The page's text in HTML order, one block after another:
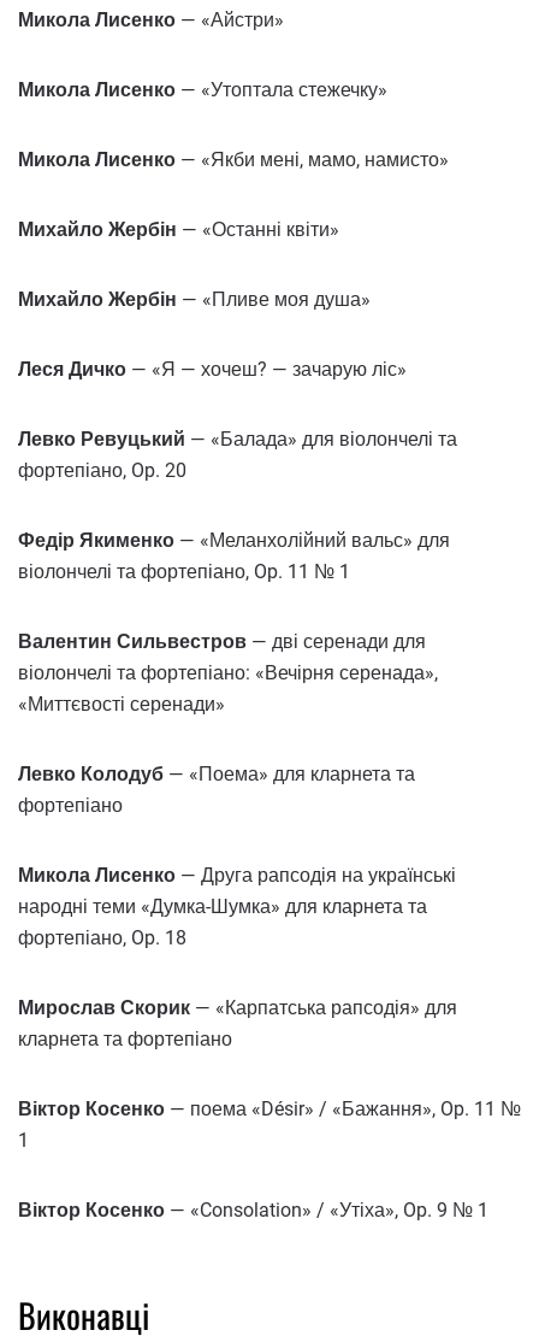
Микола Лисенко — «Айстри»
Микола Лисенко — «Утоптала стежечку»
Микола Лисенко — «Якби мені, мамо, намисто»
Михайло Жербін — «Останні квіти»
Михайло Жербін — «Пливе моя душа»
Леся Дичко — «Я — хочеш? — зачарую ліс»
Левко Ревуцький — «Балада» для віолончелі та
фортепіано, Op. 20
Федір Якименко — «Меланхолійний вальс» для
віолончелі та фортепіано, Op. 11 № 1
Валентин Сильвестров — дві серенади для
віолончелі та фортепіано: «Вечірня серенада»,
«Миттєвості серенади»
Левко Колодуб — «Поема» для кларнета та
фортепіано
Микола Лисенко — Друга рапсодія на українські
народні теми «Думка-Шумка» для кларнета та
фортепіано, Op. 18
Мирослав Скорик — «Карпатська рапсодія» для
кларнета та фортепіано
Віктор Косенко — поема «Désir» / «Бажання», Op. 11 №
1
Віктор Косенко — «Consolation» / «Утіха», Op. 9 № 1
Виконавці